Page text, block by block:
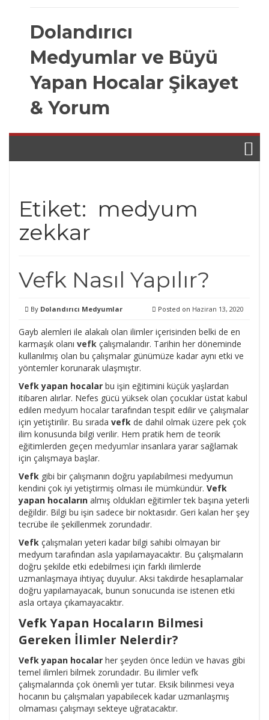
Dolandırıcı
Medyumlar ve Büyü
Yapan Hocalar Şikayet
& Yorum
Etiket: medyum
zekkar
Vefk Nasıl Yapılır?
By Dolandırıcı Medyumlar Posted on Haziran 13, 2020
Gayb alemleri ile alakalı olan ilimler içerisinden belki de en
karmaşık olanı vefk çalışmalarıdır. Tarihin her döneminde
kullanılmış olan bu çalışmalar günümüze kadar aynı etki ve
yöntemler korunarak ulaşmıştır.
Vefk yapan hocalar bu işin eğitimini küçük yaşlardan
itibaren alırlar. Nefes gücü yüksek olan çocuklar üstat kabul
edilen medyum hocalartarafından tespit edilir ve çalışmalar
için yetiştirilir. Bu sırada vefk de dahil olmak üzere pek çok
ilim konusunda bilgi verilir. Hem pratik hem de teorik
eğitimlerden geçen medyumlar insanlara yarar sağlamak
için çalışmaya başlar.
Vefk gibi bir çalışmanın doğru yapılabilmesi medyumun
kendini çok iyi yetiştirmiş olması ile mümkündür. Vefk
yapan hocaların almış oldukları eğitimler tek başına yeterli
değildir. Bilgi bu işin sadece bir noktasıdır. Geri kalan her şey
tecrübe ile şekillenmek zorundadır.
Vefk çalışmaları yeteri kadar bilgi sahibi olmayan bir
medyum tarafından asla yapılamayacaktır. Bu çalışmaların
doğru şekilde etki edebilmesi için farklı ilimlerde
uzmanlaşmaya ihtiyaç duyulur. Aksi takdirde hesaplamalar
doğru yapılamayacak, bunun sonucunda ise istenen etki
asla ortaya çıkamayacaktır.
Vefk Yapan Hocaların Bilmesi
Gereken İlimler Nelerdir?
Vefk yapan hocalar her şeyden önce ledün ve havas gibi
temel ilimleri bilmek zorundadır. Bu ilimler vefk
çalışmalarında çok önemli yer tutar. Eksik bilinmesi veya
hocanın bu çalışmaları yapabilecek kadar uzmanlaşmış
olmaması çalışmayı sekteye uğratacaktır.